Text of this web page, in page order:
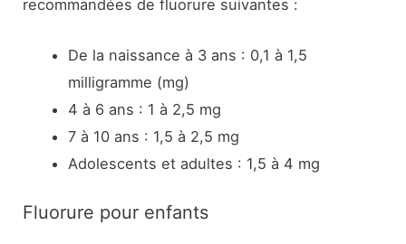
recommandées de fluorure suivantes :
De la naissance à 3 ans : 0,1 à 1,5
milligramme (mg)
4 à 6 ans : 1 à 2,5 mg
7 à 10 ans : 1,5 à 2,5 mg
Adolescents et adultes : 1,5 à 4 mg
Fluorure pour enfants